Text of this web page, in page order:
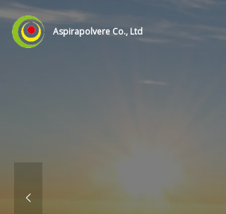
Aspirapolvere Co., Ltd